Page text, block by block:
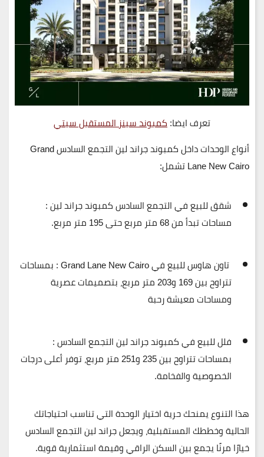
تعرف ايضا:كمبوند سينز المستقبل سيتي
أنواع الوحدات داخل كمبوند جراند لين التجمع السادس Grand
Lane New Cairo تشمل:
شقق للبيع في التجمع السادس كمبوندجراند لين :
مساحات تبدأ من68 متر مربع حتى195 متر مربع .
تاون هاوس للبيع فيGrand Lane New Cairo : بمساحات
تتراوح بين
، بتصميمات عصرية
ومساحات معيشة رحبة
فلل للبيع في كمبوندجراند لين التجمع السادس:
بمساحات تتراوح بين235 و251 متر مربع
، توفر أعلى درجات
الخصوصية والفخامة.
هذا التنوع يمنحك حرية اختيار الوحدة التي تناسب احتياجاتك
الحالية وخططك المستقبلية، ويجعلجراند لين التجمع السادس
خيارًا مرنًا يجمع بين السكن الراقي وقيمة استثمارية قوية.